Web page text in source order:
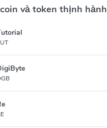
và token thịnh hành